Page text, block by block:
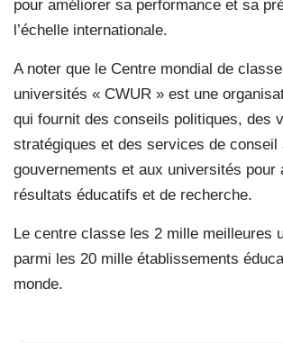
pour améliorer sa performance et sa
l’échelle internationale.
A noter que le Centre mondial de
universités « CWUR » est une
qui fournit des conseils politiques, des
stratégiques et des services de conseil
gouvernements et aux universités pour
résultats éducatifs et de recherche.
Le centre classe les 2 mille meilleures
parmi les 20 mille établissements
monde.